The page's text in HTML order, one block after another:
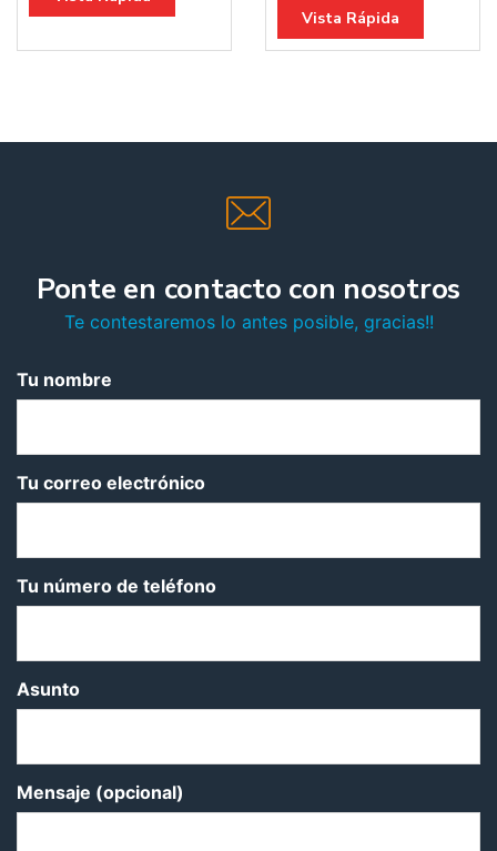
Vista Rápida
Ponte en contacto con nosotros
Te contestaremos lo antes posible, gracias!!
Tu nombre
Tu correo electrónico
Tu número de teléfono
Asunto
Mensaje (opcional)